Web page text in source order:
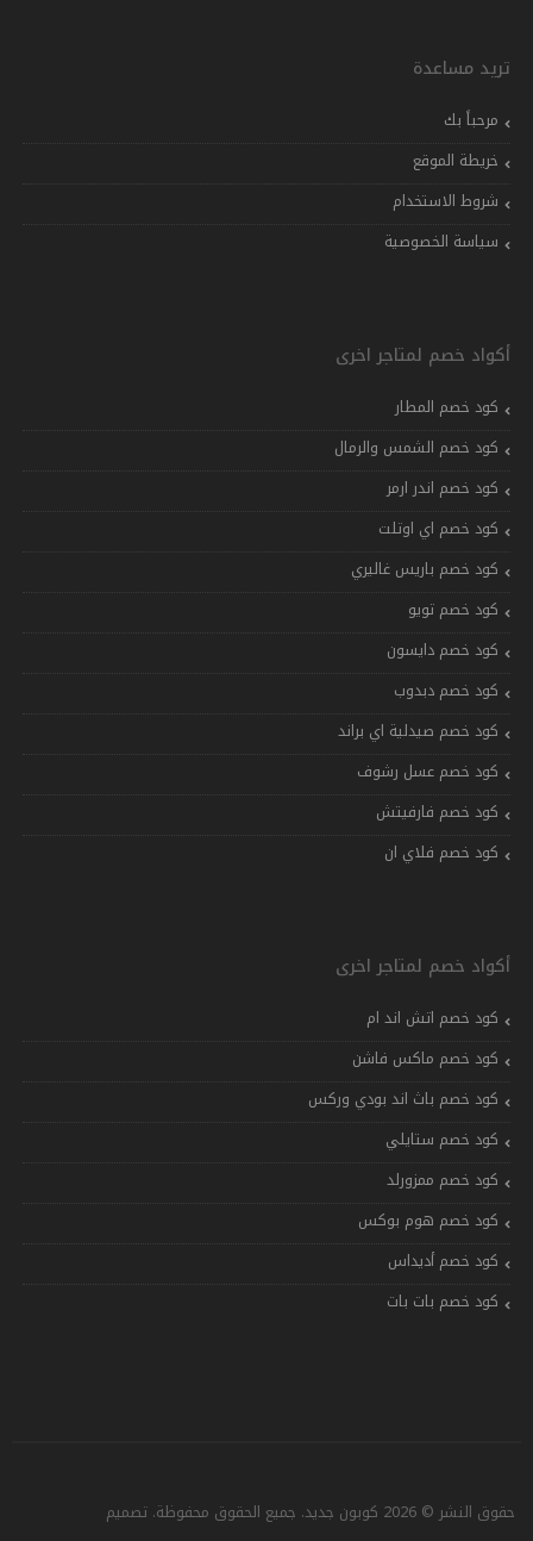
تريد مساعدة
مرحباً بك
خريطة الموقع
شروط الاستخدام
سياسة الخصوصية
أكواد خصم لمتاجر اخرى
كود خصم المطار
كود خصم الشمس والرمال
كود خصم اندر ارمر
كود خصم اي اوتلت
كود خصم باريس غاليري
كود خصم تويو
كود خصم دايسون
كود خصم دبدوب
كود خصم صيدلية اي براند
كود خصم عسل رشوف
كود خصم فارفيتش
كود خصم فلاي ان
أكواد خصم لمتاجر اخرى
كود خصم اتش اند ام
كود خصم ماكس فاشن
كود خصم باث اند بودي وركس
كود خصم ستايلي
كود خصم ممزورلد
كود خصم هوم بوكس
كود خصم أديداس
كود خصم بات بات
حقوق النشر © 2026 كوبون جديد. جميع الحقوق محفوظة. تصميم